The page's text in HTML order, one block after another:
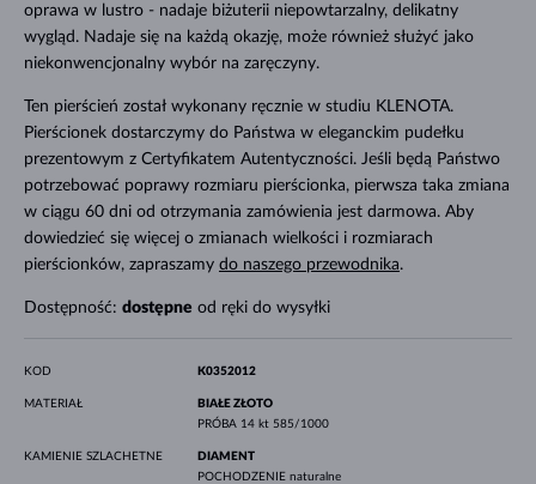
oprawa w lustro - nadaje biżuterii niepowtarzalny, delikatny
wygląd. Nadaje się na każdą okazję, może również służyć jako
niekonwencjonalny wybór na zaręczyny.
Ten pierścień został wykonany ręcznie w studiu KLENOTA.
Pierścionek dostarczymy do Państwa w eleganckim pudełku
prezentowym z Certyfikatem Autentyczności. Jeśli będą Państwo
potrzebować poprawy rozmiaru pierścionka, pierwsza taka zmiana
w ciągu 60 dni od otrzymania zamówienia jest darmowa. Aby
dowiedzieć się więcej o zmianach wielkości i rozmiarach
pierścionków, zapraszamy do naszego przewodnika.
Dostępność: dostępne od ręki do wysyłki
KOD K0352012
MATERIAŁ
BIAŁE ZŁOTO
PRÓBA 14 kt 585/1000
KAMIENIE SZLACHETNE
DIAMENT
POCHODZENIE naturalne